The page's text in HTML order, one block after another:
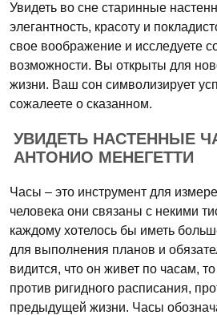
Увидеть во сне старинные
элегантность, красоту и
свое воображение и исследуете
возможности. Вы открыты для
жизни. Ваш сон символизирует
сожалеете о сказанном.
УВИДЕТЬ НАСТЕННЫЕ
АНТОНИО МЕНЕГЕТТИ
Часы – это инструмент для
человека они связаны с некими
каждому хотелось бы иметь
для выполнения планов и
видится, что он живет по часам,
против ригидного расписания,
предыдущей жизни. Часы